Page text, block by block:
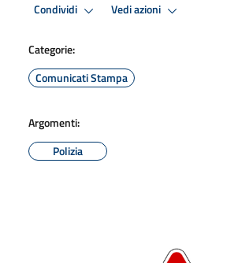
Condividi Vedi azioni
Categorie:
Comunicati Stampa
Argomenti:
Polizia